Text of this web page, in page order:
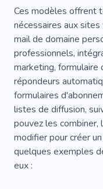
Croissance
Hors Ligne
Homme D'affaires
Investisseur
Sites Pour
Espace Pour
Expédition
Ces modèles offrent
nécessaires aux
mail de domaine
professionnels,
marketing, formulaire
répondeurs
formulaires
listes de diffusion,
pouvez les
modifier pour créer
quelques exemples
eux :